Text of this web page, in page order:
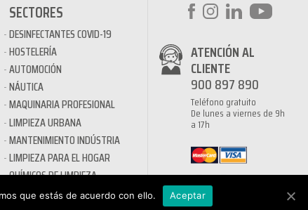
SECTORES
DESINFECTANTES COVID-19
HOSTELERÍA
AUTOMOCIÓN
NÁUTICA
MAQUINARIA PROFESIONAL
LIMPIEZA URBANA
MANTENIMIENTO INDÚSTRIA
LIMPIEZA PARA EL HOGAR
QUÍMICOS DE LIMPIEZA
ECOLÓGICOS
ATENCIÓN AL
CLIENTE
900 897 890
Teléfono gratuito
De lunes a viernes de 9h
a 17h
que estás de acuerdo con ello. Aceptar